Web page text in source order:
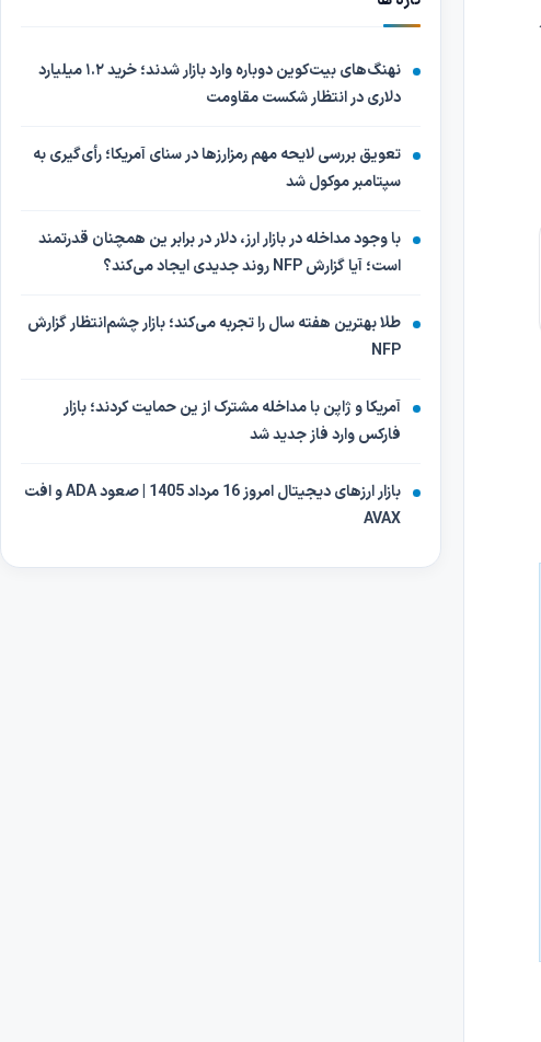
نهنگ‌های بیت‌کوین دوباره وارد بازار شدند؛ خرید ۱.۲ میلیارد
دلاری در انتظار شکست مقاومت
تعویق بررسی لایحه مهم رمزارزها در سنای آمریکا؛ رأی‌گیری به
سپتامبر موکول شد
با وجود مداخله در بازار ارز، دلار در برابر ین همچنان قدرتمند
است؛ آیا گزارش NFP روند جدیدی ایجاد می‌کند؟
طلا بهترین هفته سال را تجربه می‌کند؛ بازار چشم‌انتظار گزارش
NFP
آمریکا و ژاپن با مداخله مشترک از ین حمایت کردند؛ بازار
فارکس وارد فاز جدید شد
بازار ارزهای دیجیتال امروز 16 مرداد 1405 | صعود ADA و افت
AVAX